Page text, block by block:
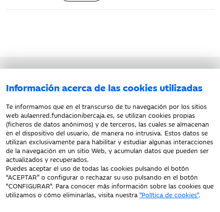
Información acerca de las cookies utilizadas
Te informamos que en el transcurso de tu navegación por los sitios
web aulaenred.fundacionibercaja.es, se utilizan cookies propias
(ficheros de datos anónimos) y de terceros, las cuales se almacenan
en el dispositivo del usuario, de manera no intrusiva. Estos datos se
utilizan exclusivamente para habilitar y estudiar algunas interacciones
de la navegación en un sitio Web, y acumulan datos que pueden ser
actualizados y recuperados.
Puedes aceptar el uso de todas las cookies pulsando el botón
“ACEPTAR” o configurar o rechazar su uso pulsando en el botón
“CONFIGURAR". Para conocer más información sobre las cookies que
utilizamos o cómo eliminarlas, visita nuestra "Política de cookies".
Política de privacidad
Política de cookies
Fecha de Edición: 10/08/2026
Fundación Bancaria Ibercaja. C.I.F. G-50000652.